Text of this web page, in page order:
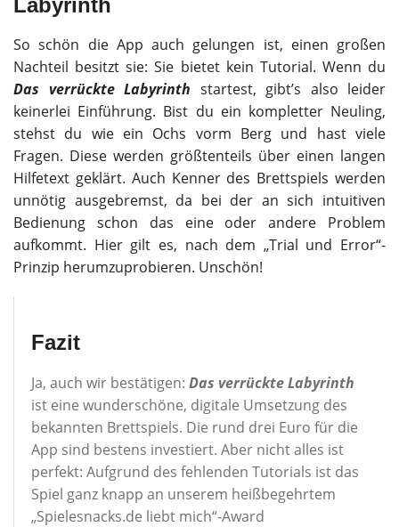
So schön die App auch gelungen ist, einen großen
Nachteil besitzt sie: Sie bietet kein Tutorial. Wenn du
Das verrückte Labyrinth startest, gibt’s also leider
keinerlei Einführung. Bist du ein kompletter Neuling,
stehst du wie ein Ochs vorm Berg und hast viele
Fragen. Diese werden größtenteils über einen langen
Hilfetext geklärt. Auch Kenner des Brettspiels werden
unnötig ausgebremst, da bei der an sich intuitiven
Bedienung schon das eine oder andere Problem
aufkommt. Hier gilt es, nach dem „Trial und Error“-
Prinzip herumzuprobieren. Unschön!
Fazit
Ja, auch wir bestätigen: Das verrückte Labyrinth
ist eine wunderschöne, digitale Umsetzung des
bekannten Brettspiels. Die rund drei Euro für die
App sind bestens investiert. Aber nicht alles ist
perfekt: Aufgrund des fehlenden Tutorials ist das
Spiel ganz knapp an unserem heißbegehrtem
„Spielesnacks.de liebt mich“-Award